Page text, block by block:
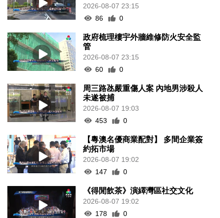
2026-08-07 23:15
86
0
政府梳理樓宇外牆維修防火安全監
管
2026-08-07 23:15
60
0
周三路氹嚴重傷人案 內地男涉殺人
未遂被捕
2026-08-07 19:03
453
0
【粵澳名優商業配對】 多間企業簽
約拓市場
2026-08-07 19:02
147
0
《得閒飲茶》演繹灣區社交文化
2026-08-07 19:02
178
0